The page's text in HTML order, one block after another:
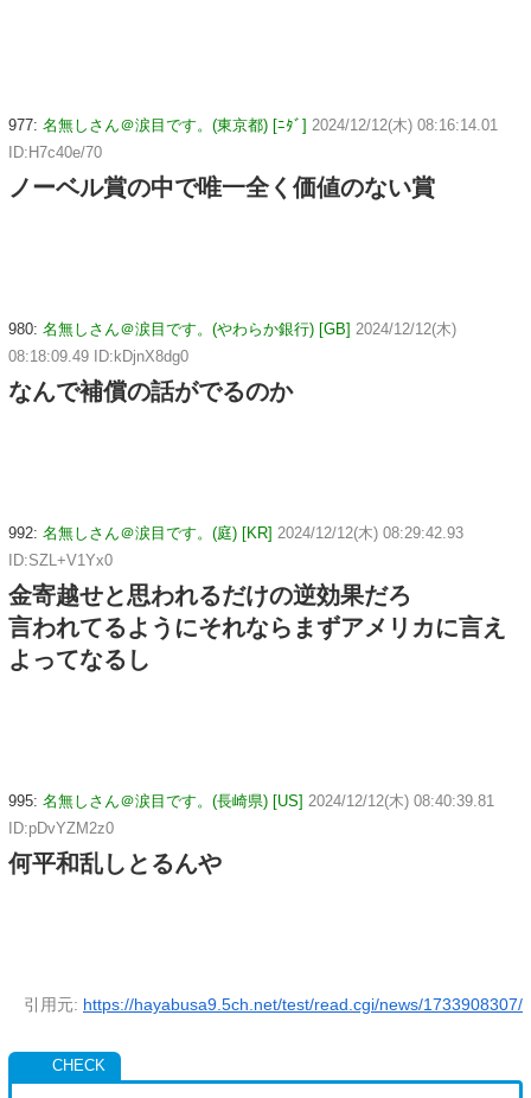
977: 名無しさん＠涙目です。(東京都) [ﾆﾀﾞ] 2024/12/12(木) 08:16:14.01
ID:H7c40e/70
ノーベル賞の中で唯一全く価値のない賞
980: 名無しさん＠涙目です。(やわらか銀行) [GB] 2024/12/12(木)
08:18:09.49 ID:kDjnX8dg0
なんで補償の話がでるのか
992: 名無しさん＠涙目です。(庭) [KR] 2024/12/12(木) 08:29:42.93
ID:SZL+V1Yx0
金寄越せと思われるだけの逆効果だろ
言われてるようにそれならまずアメリカに言え
よってなるし
995: 名無しさん＠涙目です。(長崎県) [US] 2024/12/12(木) 08:40:39.81
ID:pDvYZM2z0
何平和乱しとるんや
引用元: https://hayabusa9.5ch.net/test/read.cgi/news/1733908307/